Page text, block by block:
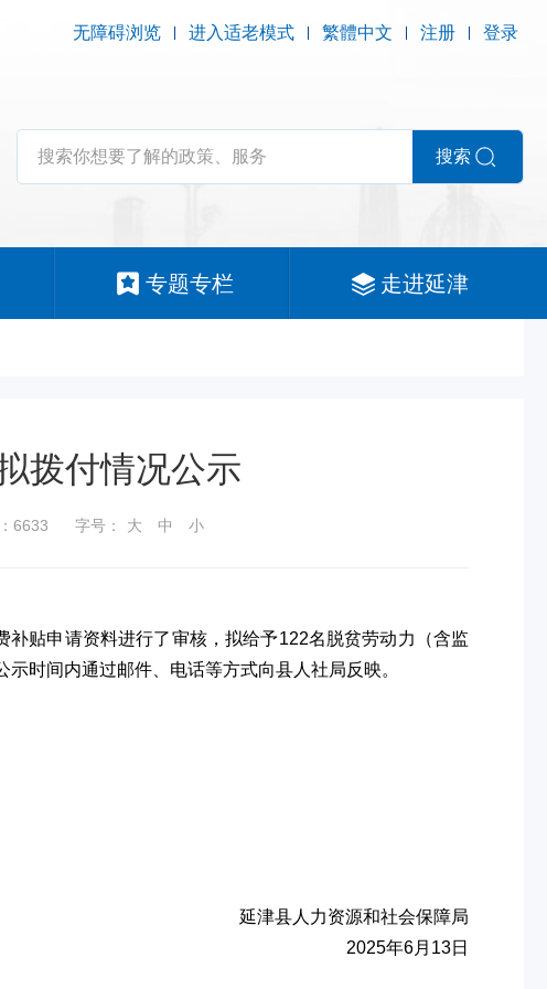
无障碍浏览 进入适老模式 繁體中文 注册 登录
搜索
专题专栏 走进延津
拨付情况公示
6633 字号： 大 中 小
贴申请资料进行了审核，拟给予122名脱贫劳动力（含监
时间内通过邮件、电话等方式向县人社局反映。
延津县人力资源和社会保障局
2025年6月13日